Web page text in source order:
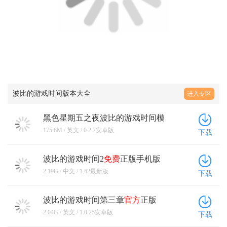
波比的游戏时间版本大全 进入专区
黑色星期五之夜波比的游戏时间模
组最新版本 0.2.7安卓版
175.6M / 英文 / 0.2.7安卓版 下载
波比的游戏时间2免费正版手机版
1.42 最新版
2.19G / 中文 / 1.42最新版 下载
波比的游戏时间第三章官方正版
1.0.25安卓版
2.04G / 英文 / 1.0.25安卓版 下载